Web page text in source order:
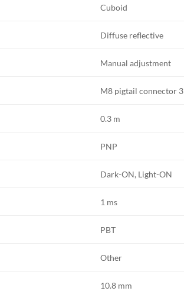
Cuboid
Diffuse reflective
Manual adjustment
M8 pigtail connector
0.3 m
PNP
Dark-ON, Light-ON
1 ms
PBT
Other
10.8 mm